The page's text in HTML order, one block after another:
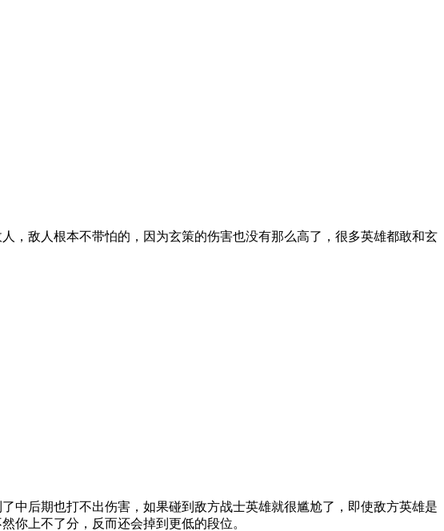
，敌人根本不带怕的，因为玄策的伤害也没有那么高了，很多英雄都敢和玄
中后期也打不出伤害，如果碰到敌方战士英雄就很尴尬了，即使敌方英雄是
你上不了分，反而还会掉到更低的段位。